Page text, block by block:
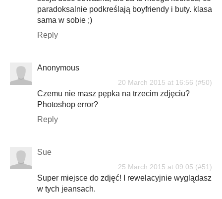
paradoksalnie podkreślają boyfriendy i buty. klasa
sama w sobie ;)
Reply
Anonymous
20 March 2015 at 16:56
Czemu nie masz pępka na trzecim zdjęciu?
Photoshop error?
Reply
Sue
25 March 2015 at 09:05
Super miejsce do zdjęć! I rewelacyjnie wyglądasz
w tych jeansach.